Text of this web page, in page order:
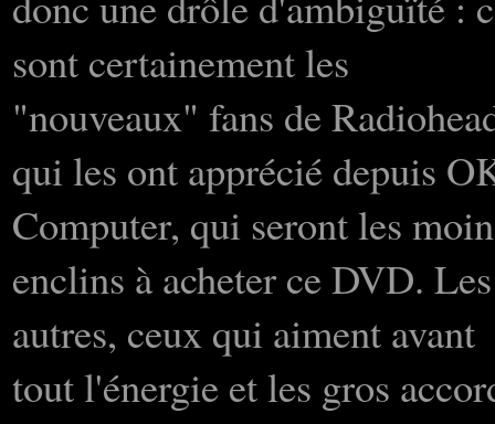
sont certainement les
"nouveaux" fans de
qui les ont apprécié depuis
Computer, qui seront les
enclins à acheter ce DVD. Les
autres, ceux qui aiment avant
tout l'énergie et les gros